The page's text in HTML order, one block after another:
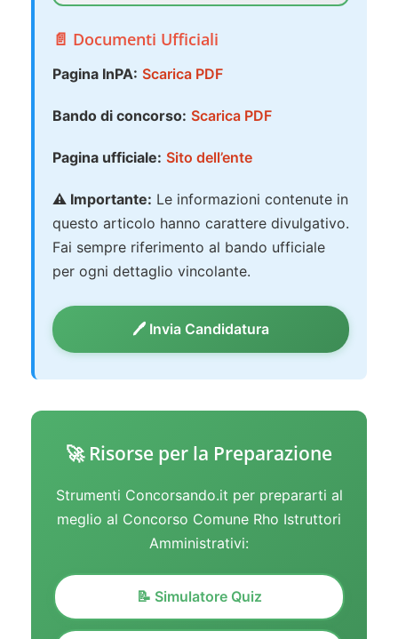
📄 Documenti Ufficiali
Pagina InPA: Scarica PDF
Bando di concorso: Scarica PDF
Pagina ufficiale: Sito dell’ente
⚠️ Importante: Le informazioni contenute in
questo articolo hanno carattere divulgativo.
Fai sempre riferimento al bando ufficiale
per ogni dettaglio vincolante.
🖊️ Invia Candidatura
🚀 Risorse per la Preparazione
Strumenti Concorsando.it per prepararti al
meglio al Concorso Comune Rho Istruttori
Amministrativi:
📝 Simulatore Quiz